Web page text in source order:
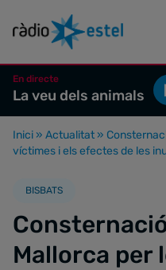
En directe
La veu dels animals
Inici » Actualitat »
víctimes i els efectes de les
BISBATS
Mallorca per